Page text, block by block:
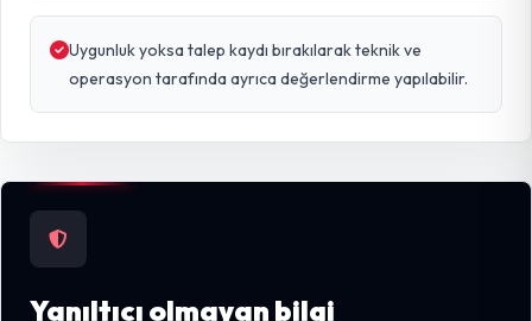
Uygunluk yoksa talep kaydı bırakılarak teknik ve
operasyon tarafında ayrıca değerlendirme yapılabilir.
Yanıltıcı olmayan bilgi